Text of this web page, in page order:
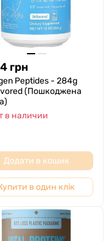
грн
Peptides - 284g
(Пошкоджена
в наличии
Додати в кошик
в один клік